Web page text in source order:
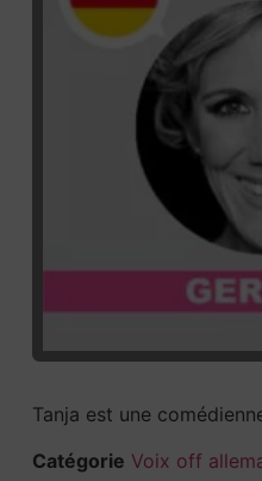
Tanja est une
Catégorie Voix off